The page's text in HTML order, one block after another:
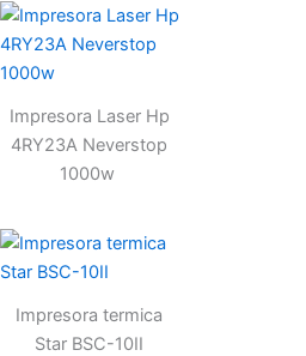
Impresora Laser Hp
4RY23A Neverstop
1000w
Impresora termica
Star BSC-10II